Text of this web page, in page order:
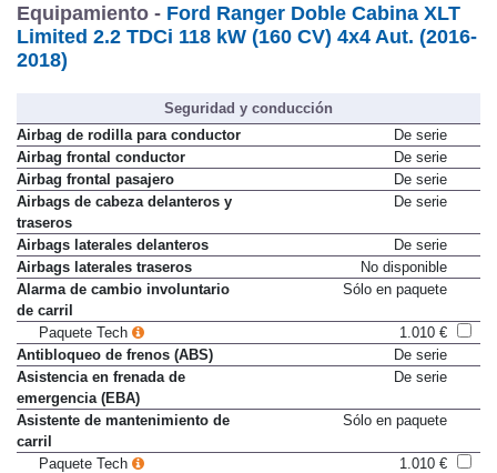
Equipamiento - Ford Ranger Doble Cabina XLT
Limited 2.2 TDCi 118 kW (160 CV) 4x4 Aut. (2016-
2018)
Seguridad y conducción
Airbag de rodilla para conductor
De serie
Airbag frontal conductor
De serie
Airbag frontal pasajero
De serie
Airbags de cabeza delanteros y
traseros
De serie
Airbags laterales delanteros
De serie
Airbags laterales traseros
No disponible
Alarma de cambio involuntario
de carril
Sólo en paquete
Paquete Tech
1.010 €
Antibloqueo de frenos (ABS)
De serie
Asistencia en frenada de
emergencia (EBA)
De serie
Asistente de mantenimiento de
carril
Sólo en paquete
Paquete Tech
1.010 €